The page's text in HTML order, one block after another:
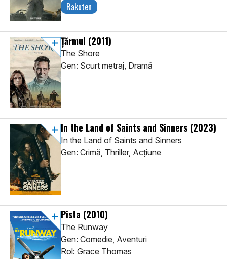
Rakuten
Țărmul (2011)
The Shore
Gen: Scurt metraj, Dramă
In the Land of Saints and Sinners (2023)
In the Land of Saints and Sinners
Gen: Crimă, Thriller, Acţiune
Pista (2010)
The Runway
Gen: Comedie, Aventuri
Rol: Grace Thomas